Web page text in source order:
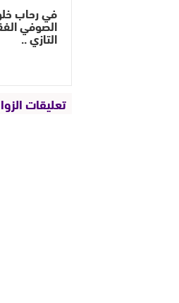
في رحاب
الصوفي
التازي ..
تعليقات